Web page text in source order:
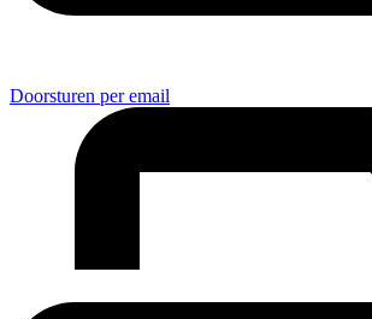
Doorsturen per email